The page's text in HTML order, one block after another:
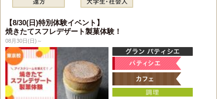
【8/30(日)特別体験イベント】
焼きたてスフレデザート製菓体験！
08月30日(日)～